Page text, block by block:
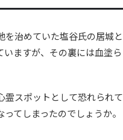
治めていた塩谷氏の居城と
ますが、その裏には血塗ら
霊スポットとして恐れられて
てしまったのでしょうか。